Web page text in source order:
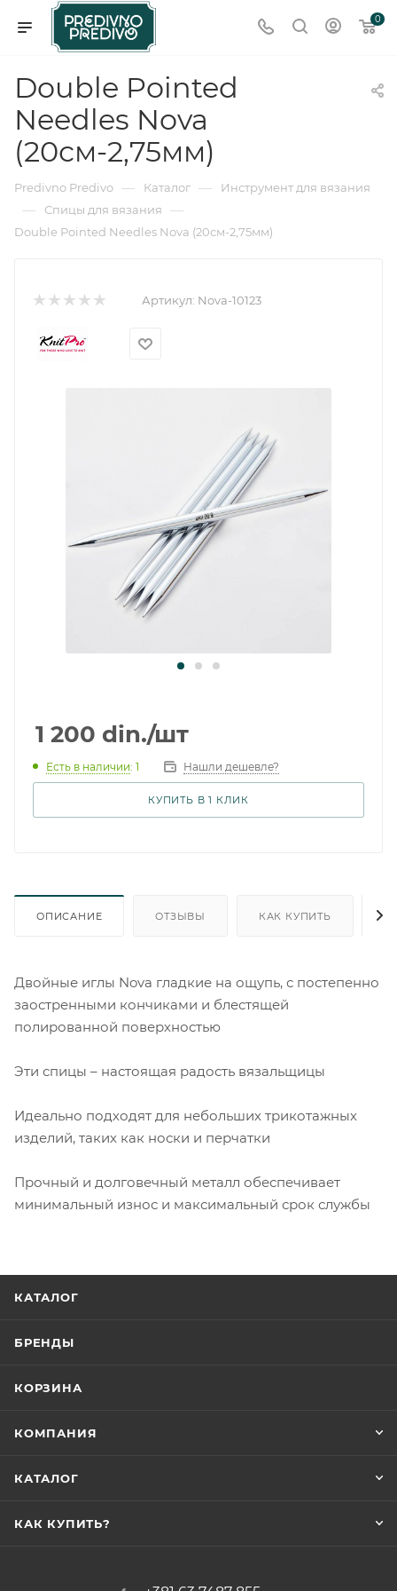
0
Double Pointed
Needles Nova
(20см-2,75мм)
Predivno Predivo — Каталог — Инструмент для вязания
— Спицы для вязания —
Double Pointed Needles Nova (20см-2,75мм)
Артикул: Nova-10123
1 200 din./шт
Есть в наличии: 1 Нашли дешевле?
КУПИТЬ В 1 КЛИК
ОПИСАНИЕ ОТЗЫВЫ КАК КУПИТЬ
Двойные иглы Nova гладкие на ощупь, с постепенно
заостренными кончиками и блестящей
полированной поверхностью
Эти спицы – настоящая радость вязальщицы
Идеально подходят для небольших трикотажных
изделий, таких как носки и перчатки
Прочный и долговечный металл обеспечивает
минимальный износ и максимальный срок службы
КАТАЛОГ
БРЕНДЫ
КОРЗИНА
КОМПАНИЯ
КАТАЛОГ
КАК КУПИТЬ?